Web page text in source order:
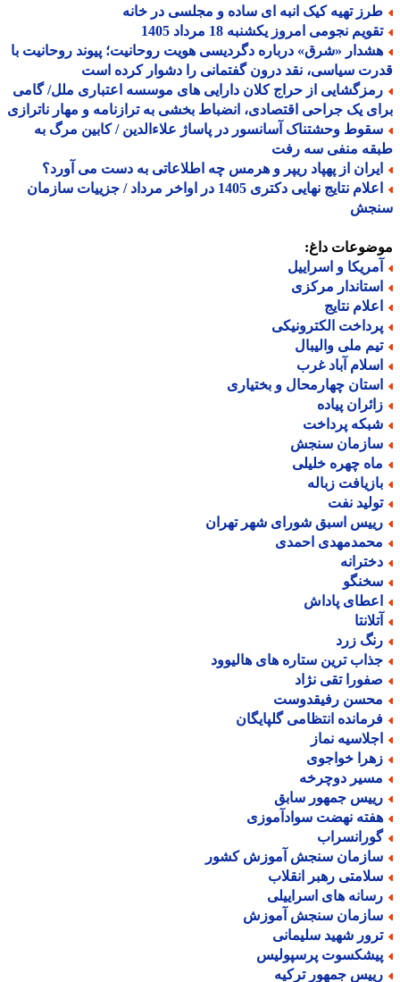
تهیه کیک انبه ای ساده و مجلسی در خانه
نجومی امروز یکشنبه 18 مرداد 1405
«شرق» درباره دگردیسی هویت روحانیت؛ پیوند روحانیت با
سیاسی، نقد درون گفتمانی را دشوار کرده است
از حراج کلان دارایی های موسسه اعتباری ملل/ گامی
یک جراحی اقتصادی، انضباط بخشی به ترازنامه و مهار ناترازی
وحشتناک آسانسور در پاساژ علاءالدین / کابین مرگ به
منفی سه رفت
از پهپاد ریپر و هرمس چه اطلاعاتی به دست می آورد؟
اعلام نتایج نهایی دکتری 1405 در اواخر مرداد / جزییات سازمان
داغ:
و اسراییل
مرکزی
نتایج
الکترونیکی
ملی والیبال
آباد غرب
چهارمحال و بختیاری
پیاده
پرداخت
سنجش
چهره خلیلی
زباله
نفت
اسبق شورای شهر تهران
احمدی
پاداش
زرد
ترین ستاره های هالیوود
تقی نژاد
رفیقدوست
انتظامی گلپایگان
نماز
خواجوی
دوچرخه
جمهور سابق
نهضت سوادآموزی
سنجش آموزش کشور
رهبر انقلاب
های اسراییلی
سنجش آموزش
شهید سلیمانی
پرسپولیس
جمهور ترکیه